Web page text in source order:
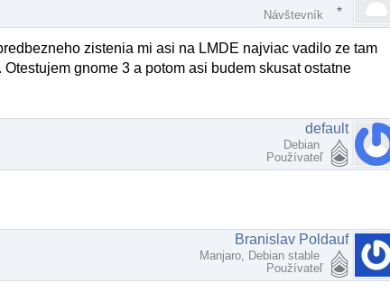
Návštevník
zistenia mi asi na LMDE najviac vadilo ze tam
gnome 3 a potom asi budem skusat ostatne
default
Debian
Používateľ
Branislav Poldauf
Manjaro, Debian stable
Používateľ